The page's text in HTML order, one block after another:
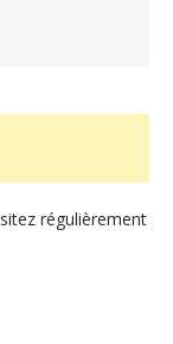
régulièrement